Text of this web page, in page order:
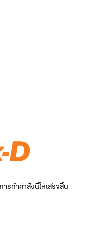
รทำคำสั่งนี้ให้เสร็จสิ้น